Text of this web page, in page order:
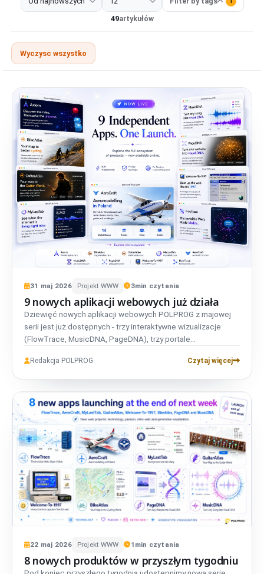
49artykułów
Wyczysc wszystko
31 maj 2026 Projekt WWW 3min czytania
9 nowych aplikacji webowych już działa
Dziewięć nowych aplikacji webowych POLPROG z majowej
serii jest już dostępnych - trzy interaktywne wizualizacje
(FlowTrace, MusicDNA, PageDNA), trzy portale
trzy eksperymenty przeglądarkowe (Axiom, MyLastTab,
powstały in-house.
Redakcja POLPROG Czytaj więcej
22 maj 2026 Projekt WWW 1 min czytania
8 nowych produktów w przyszłym tygodniu